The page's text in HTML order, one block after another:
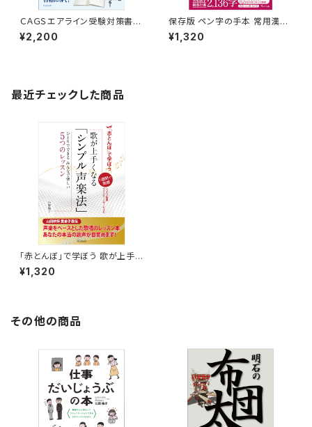
ＣＡＧＳエアライン受験対策書き
込み式テキスト2025年就職版
（ＣＡＧＳ就活シリーズ）
¥2,200
保存版 ペン字の手本 常用漢字
の楷書行書
¥1,320
最近チェックした商品
「赤とんぼ」で学ぼう 歌が上手く
なる「シンプル声楽法」-1週間で
実感 ひとりでできる みんなで楽
¥1,320
その他の商品